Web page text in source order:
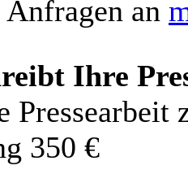
an
Ihre
Pressearbeit
350 €